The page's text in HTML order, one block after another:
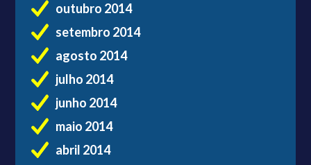
outubro 2014
setembro 2014
agosto 2014
julho 2014
junho 2014
maio 2014
abril 2014